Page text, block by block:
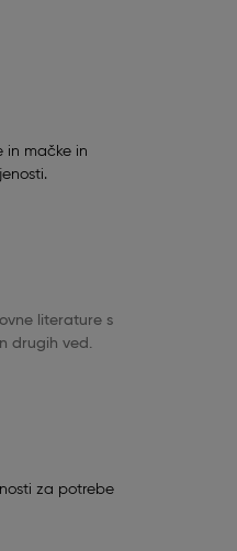
in mačke in
literature s
drugih ved.
za potrebe